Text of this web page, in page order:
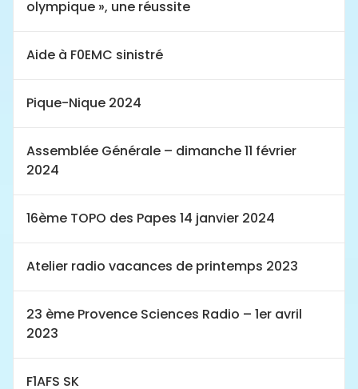
olympique », une réussite
Aide à F0EMC sinistré
Pique-Nique 2024
Assemblée Générale – dimanche 11 février
2024
16ème TOPO des Papes 14 janvier 2024
Atelier radio vacances de printemps 2023
23 ème Provence Sciences Radio – 1er avril
2023
F1AFS SK